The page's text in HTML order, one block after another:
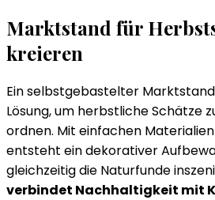
Marktstand für
kreieren
Ein selbstgebastelter
Lösung, um herbstliche Schätze
ordnen. Mit einfachen
entsteht ein dekorativer
gleichzeitig die Naturfunde
verbindet Nachhaltigkeit mit